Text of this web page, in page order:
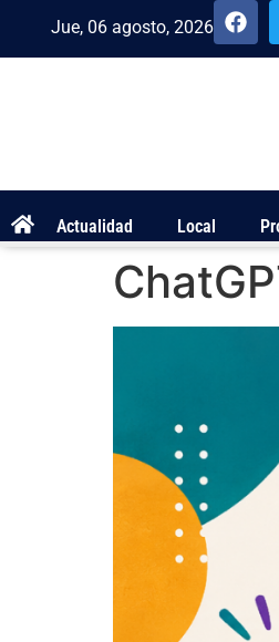
Jue, 06 agosto, 2026
Actualidad Local